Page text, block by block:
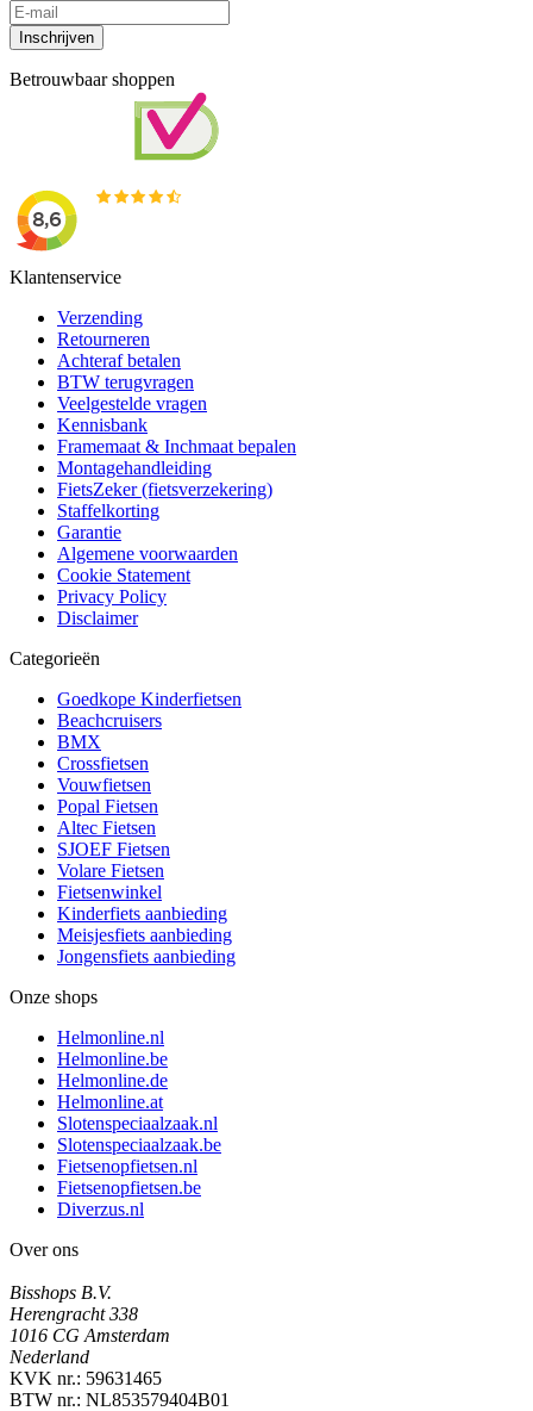
Inschrijven
Betrouwbaar shoppen
Klantenservice
Verzending
Retourneren
Achteraf betalen
BTW terugvragen
Veelgestelde vragen
Kennisbank
Framemaat & Inchmaat bepalen
Montagehandleiding
FietsZeker (fietsverzekering)
Staffelkorting
Garantie
Algemene voorwaarden
Cookie Statement
Privacy Policy
Disclaimer
Categorieën
Goedkope Kinderfietsen
Beachcruisers
BMX
Crossfietsen
Vouwfietsen
Popal Fietsen
Altec Fietsen
SJOEF Fietsen
Volare Fietsen
Fietsenwinkel
Kinderfiets aanbieding
Meisjesfiets aanbieding
Jongensfiets aanbieding
Onze shops
Helmonline.nl
Helmonline.be
Helmonline.de
Helmonline.at
Slotenspeciaalzaak.nl
Slotenspeciaalzaak.be
Fietsenopfietsen.nl
Fietsenopfietsen.be
Diverzus.nl
Over ons
Bisshops B.V.
Herengracht 338
1016 CG Amsterdam
Nederland
KVK nr.: 59631465
BTW nr.: NL853579404B01